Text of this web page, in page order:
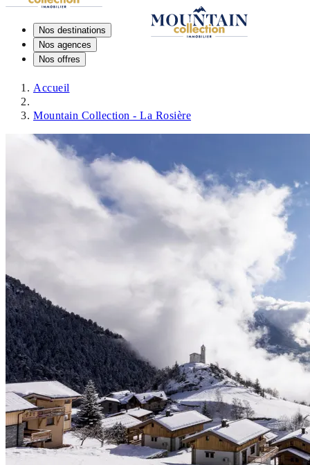
Nos destinations
Nos agences
Nos offres
Accueil
Mountain Collection - La Rosière